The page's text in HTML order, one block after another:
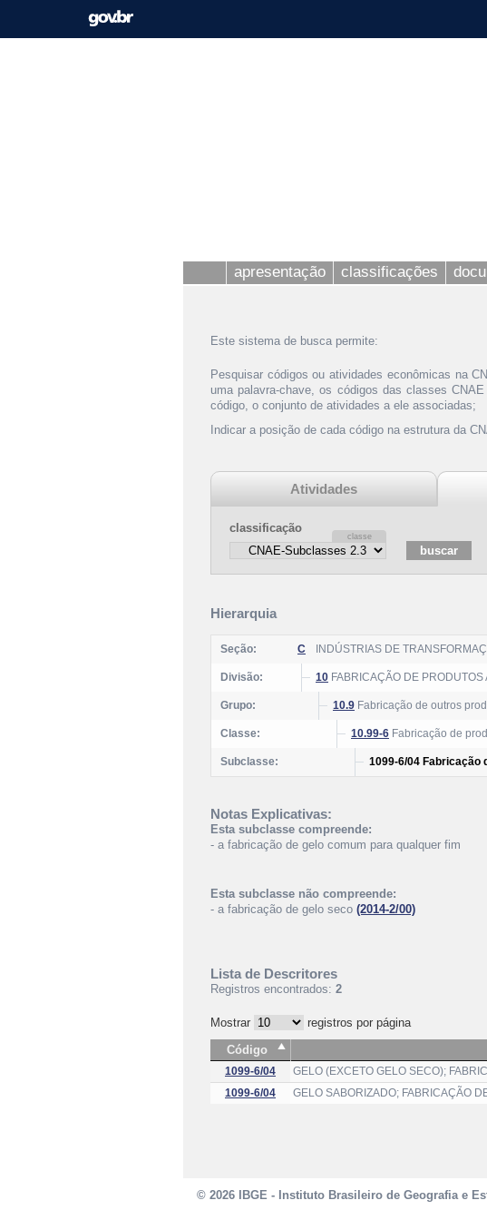
apresentação classificações
Este sistema de busca permite:
Pesquisar códigos ou atividades econômicas na
uma palavra-chave, os códigos das classes
código, o conjunto de atividades a ele associadas;
Indicar a posição de cada código na estrutura da
Atividades
classificação
Hierarquia
Seção: C INDÚSTRIAS DE
Divisão: 10 FABRICAÇÃO DE PRODUTOS
Grupo: 10.9 Fabricação de outros
Classe: 10.99-6 Fabricação de
Subclasse: 1099-6/04 Fabricação
Notas Explicativas:
Esta subclasse compreende:
- a fabricação de gelo comum para qualquer fim
Esta subclasse não compreende:
- a fabricação de gelo seco (2014-2/00)
Lista de Descritores
Registros encontrados: 2
Mostrar
registros por página
Código
1099-6/04
GELO (EXCETO GELO SECO);
1099-6/04
GELO SABORIZADO; FABRICAÇÃO
© 2026 IBGE - Instituto Brasileiro de Geografia e